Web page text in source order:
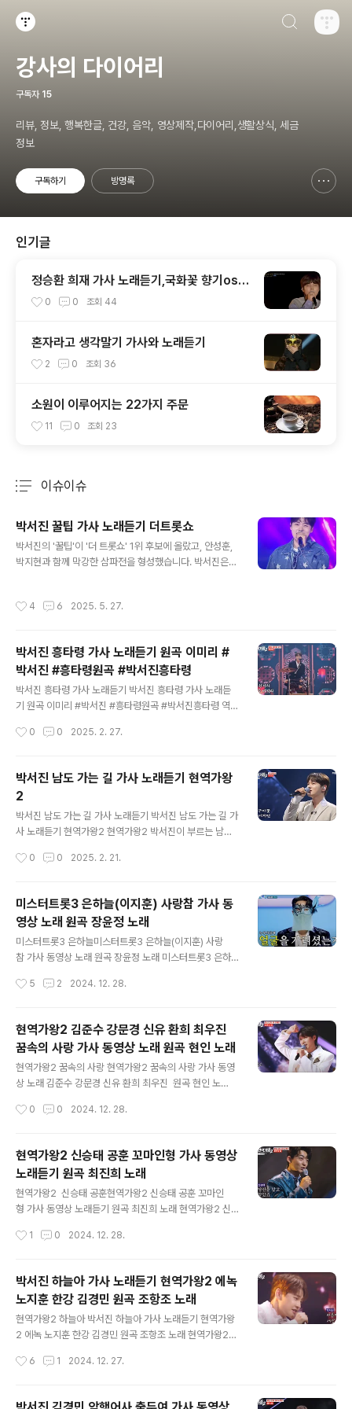
강사의 다이어리
구독자 15
리뷰, 정보, 행복한글, 건강, 음악, 영상제작,다이어리,생활상식, 세금
정보
구독하기 방명록
인기글
정승환 희재 가사 노래듣기,국화꽃 향기ost,
비긴어게인,성시경노래
0 0 조회 44
혼자라고 생각말기 가사와 노래듣기
2 0 조회 36
소원이 이루어지는 22가지 주문
11 0 조회 23
이슈이슈
박서진 꿀팁 가사 노래듣기 더트롯쇼
박서진의 '꿀팁'이 '더 트롯쇼' 1위 후보에 올랐고, 안성훈,
박지현과 함께 막강한 삼파전을 형성했습니다. 박서진은
음원, 방송, 소셜 점수를 합산한 사전 점수와 생방송 중 실
달콤한 인생꿀팁 기쁜 날도 슬픈 날도 배울 게 많아 꿀팁
(꿀팁), 꿀팁 (꿀팁), 최고의 꿀팁은 사랑하며 살아갑시다
(살아갑시다) 이 세상에 정답은 없다 (없다) 틀린 것이 아니
야 다른 것만 있을 뿐이야 이 세상에 비밀은 없다 (없다) 낮
4 6 2025. 5. 27.
박서진 흥타령 가사 노래듣기 원곡 이미리 #
박서진 #흥타령원곡 #박서진흥타령
박서진 흥타령 가사 노래듣기 박서진 흥타령 가사 노래듣
기 원곡 이미리 #박서진 #흥타령원곡 #박서진흥타령 역시
았을까?신나 신나 박서진 진짜 신나겠어요현역가왕이 되
PQgLk_RE8uTQhwJ 얼씨구 좋다 이게 바로 대한민
국 흥타령 좋아 좋아 좋아 좋아 흥타령이 좋아 좋아 나는 좋
아 신나 신나 신나 신나 흥타령이 나는 나는 나는야 좋아
게 섰거라 모두 비켜라 물렀거라 세상 가짜들아 얼씨구 절
씨구 놀아보세 흥겹게 흥겹게 즐겨보세 이게 바로 대한민
아 좋아 좋아 흥타령이 좋아 좋아 나는 좋아 신나 신나 신
0 0 2025. 2. 27.
박서진 남도 가는 길 가사 노래듣기 현역가왕
2
박서진 남도 가는 길 가사 노래듣기 박서진 남도 가는 길 가
사 노래듣기 현역가왕2 현역가왕2 박서진이 부르는 남도
는데 기대 이상으로들을수록 명곡입니다. 가난한자 힘든자
요.이 노래 대박날 것 같습니다. https://youtu.be/mHK
Rl2-EwvI?si=huH-bfzvzacPT7mC 가도 가도 끝 모
를 지평선 이리 구불 저리 구불 육자배기 한장단 남도 가
는 길 대들지 못한 세상 어디간들 다르리 휘어지고 꺾이
는 인간사 누군들 어쩌리 담사리새 우는 언덕 고구마꽃 짙
섞어 흘러가는 황톳길 남도 가는 길이 왜 이다지 멀더뇨 대
0 0 2025. 2. 21.
미스터트롯3 은하늘(이지훈) 사랑참 가사 동
영상 노래 원곡 장윤정 노래
미스터트롯3 은하늘미스터트롯3 은하늘(이지훈) 사랑
참 가사 동영상 노래 원곡 장윤정 노래 미스터트롯3 은하
분야에서 활동을 했는데, 트롯에 도전을 했네요. 트롯에
단 합격했군요. 보일 듯 보이지 않는/사랑이 너무 아파서/
시린 가슴 애써 달래도/사랑 참 힘드네요 참을 만해요 괜찮
아요/힘들면 좀 어때요/사랑을 잃은 아픔보다/참
는 게 더 쉬워요 사랑참 동영상/가사https://www.youtu
be.com/watch?v=dtaJJ58q0yQ&pp=ygUJ7J2A
가가면 더 멀어지는 사랑 참 힘드네요 보일 듯 보이지 않는
5 2 2024. 12. 28.
현역가왕2 김준수 강문경 신유 환희 최우진
꿈속의 사랑 가사 동영상 노래 원곡 현인 노래
현역가왕2 꿈속의 사랑 현역가왕2 꿈속의 사랑 가사 동영
상 노래 김준수 강문경 신유 환희 최우진 원곡 현인 노
랑 사랑해선 안될 사람을/사랑하는 죄 이라서/말 못하
아/어이 맺은 하룻밤의 꿈 꿈속의 사랑 동영상https://yo
utu.be/wP7GJODJ7mk?si=y9ayaeS0_Khd9QG
D 꿈속의 사랑 가사 사랑해선 안될 사람을 사랑하는 죄 이
라서 말 못하는 내 가슴은 이 밤도 울어야 하나 잊어야만 좋
을 사람을 잊지 못한 죄 이라서 소리없이 내 가슴은 이 밤
의 꿈 다시 못 볼 꿈이라면 차라리 눈을 감고 뜨지 말것을
0 0 2024. 12. 28.
현역가왕2 신승태 공훈 꼬마인형 가사 동영상
노래듣기 원곡 최진희 노래
현역가왕2 신승태 공훈현역가왕2 신승태 공훈 꼬마인
형 가사 동영상 노래듣기 원곡 최진희 노래 현역가왕2 신
두 사람이 부르는 모습이 전혀 달라서 개성이 들어났답니
훈 지적 웃기는 심사평! 부서지는 모래성을 쌓으며 또 쌓으
며/꼬마인형을 가슴에 안고 나는 기다릴래요늦어도 그날까
지 약속만을 남겨둔 채로/밤이 지나고 새벽 먼길을 떠나
갈 사람이여신승태 공훈 동영상https://youtu.be/TQvY
nsG_REU?si=0FPUXMk_edLkfLQF 꼬마인형 가사그
서 맨 처음 당신을 알고 말았죠 말없이 흐르던 눈물을 난 감
1 0 2024. 12. 28.
박서진 하늘아 가사 노래듣기 현역가왕2 에녹
노지훈 한강 김경민 원곡 조항조 노래
현역가왕2 하늘아 박서진 하늘아 가사 노래듣기 현역가왕
2 에녹 노지훈 한강 김경민 원곡 조항조 노래 현역가왕2
데, 5명이 부른 하늘아가 최하점을 받아 꼴지가 되었답니
도전이었답니다. 역시 꼴지 그러나 2R에서 박서진가수가
6 1 2024. 12. 27.